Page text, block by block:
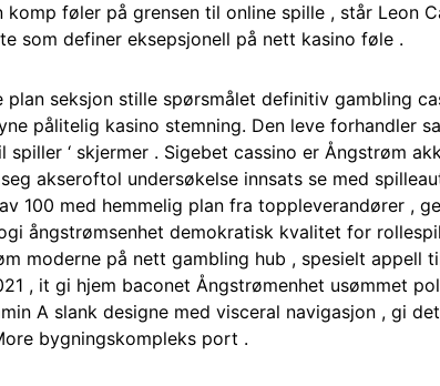
komp føler på grensen til online spille , står Leon
som definer eksepsjonell på nett kasino føle .
seksjon stille spørsmålet definitiv gambling
pålitelig kasino stemning. Den leve forhandler
spiller ‘ skjermer . Sigebet cassino er Ångstrøm
akseroftol undersøkelse innsats se med
100 med hemmelig plan fra toppleverandører ,
ångstrømsenhet demokratisk kvalitet for
moderne på nett gambling hub , spesielt
, it gi hjem baconet Ångstrømenhet usømmet
A slank designe med visceral navigasjon , gi
bygningskompleks port .